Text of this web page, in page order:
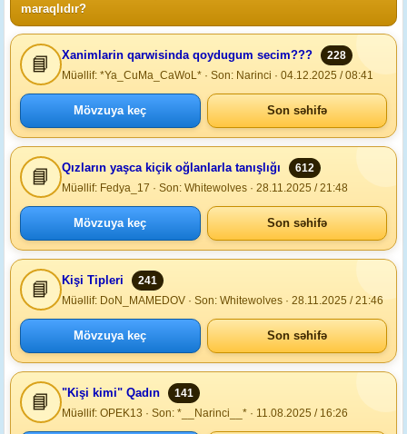
maraqlıdır?
📘 Xanimlarin qarwisinda qoydugum secim???
228
Müəllif: *Ya_CuMa_CaWoL* · Son: Narinci · 04.12.2025 / 08:41
Mövzuya keç Son səhifə
📘 Qızların yaşca kiçik oğlanlarla tanışlığı
612
Müəllif: Fedya_17 · Son: Whitewolves · 28.11.2025 / 21:48
Mövzuya keç Son səhifə
📘 Kişi Tipleri
241
Müəllif: DoN_MAMEDOV · Son: Whitewolves · 28.11.2025 / 21:46
Mövzuya keç Son səhifə
📘 "Kişi kimi" Qadın
141
Müəllif: OPEK13 · Son: *__Narinci__* · 11.08.2025 / 16:26